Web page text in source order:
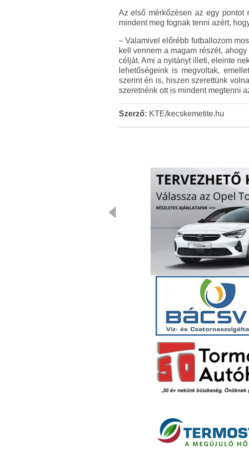
Az első mérkőzésen az egy pontot
mindent meg fognak tenni azért,
– Valamivel előrébb futballozom
kell vennem a magam részét,
célját. Ami a nyitányt illeti, eleinte
lehetőségeink is megvoltak,
szerint én is, hiszen szerettünk
szeretnénk ott is mindent megtenni
Szerző: KTE/kecskemetite.hu